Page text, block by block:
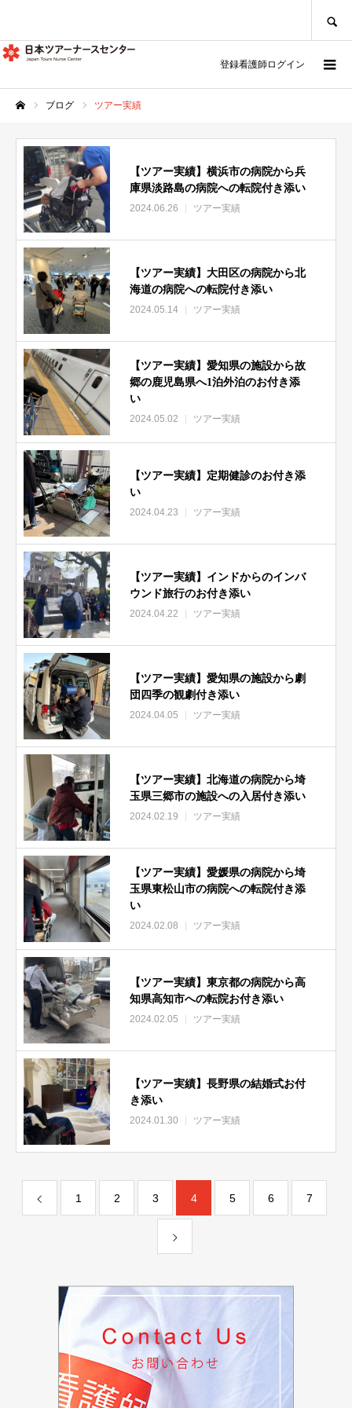
登録看護師ログイン
ブログ ツアー実績
【ツアー実績】横浜市の病院から兵
庫県淡路島の病院への転院付き添い
2024.06.26 ツアー実績
【ツアー実績】大田区の病院から北
海道の病院への転院付き添い
2024.05.14 ツアー実績
【ツアー実績】愛知県の施設から故
郷の鹿児島県へ1泊外泊のお付き添
い
2024.05.02 ツアー実績
【ツアー実績】定期健診のお付き添
い
2024.04.23 ツアー実績
【ツアー実績】インドからのインバ
ウンド旅行のお付き添い
2024.04.22 ツアー実績
【ツアー実績】愛知県の施設から劇
団四季の観劇付き添い
2024.04.05 ツアー実績
【ツアー実績】北海道の病院から埼
玉県三郷市の施設への入居付き添い
2024.02.19 ツアー実績
【ツアー実績】愛媛県の病院から埼
玉県東松山市の病院への転院付き添
い
2024.02.08 ツアー実績
【ツアー実績】東京都の病院から高
知県高知市への転院お付き添い
2024.02.05 ツアー実績
【ツアー実績】長野県の結婚式お付
き添い
2024.01.30 ツアー実績
1 2 3 4 5 6 7